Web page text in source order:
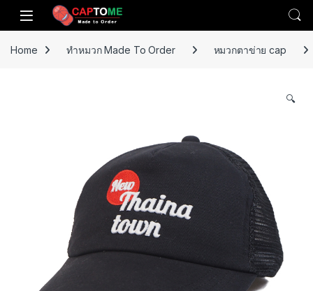
Skip to navigation
Skip to content
Open
Home ทำหมวก Made To Order หมวกตาข่าย cap
🔍